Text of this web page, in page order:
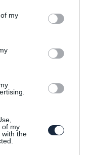
You may click to
third-party tags to
in below Google
my
of my
with the